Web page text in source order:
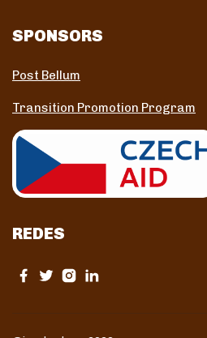
SPONSORS
Post Bellum
Transition Promotion Program
REDES